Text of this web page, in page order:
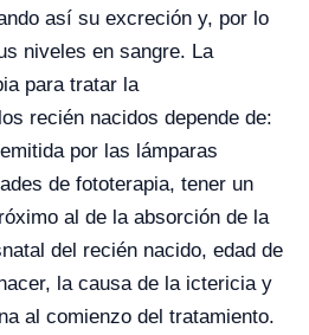
así su excreción y, por lo
niveles en sangre. La
para tratar la
recién nacidos depende de:
por las lámparas
de fototerapia, tener un
al de la absorción de la
del recién nacido, edad de
la causa de la ictericia y
al comienzo del tratamiento.